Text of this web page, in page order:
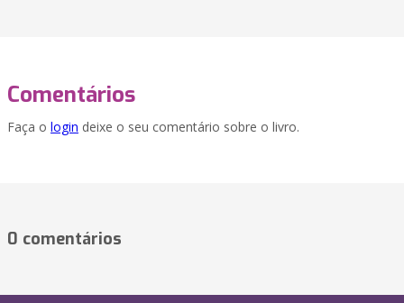
Comentários
Faça o login deixe o seu comentário sobre o livro.
0 comentários